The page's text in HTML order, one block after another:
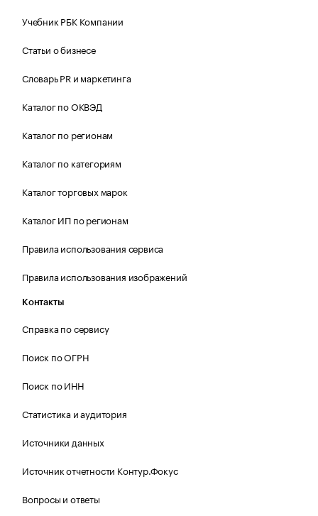
Учебник РБК Компании
Статьи о бизнесе
Словарь PR и маркетинга
Каталог по ОКВЭД
Каталог по регионам
Каталог по категориям
Каталог торговых марок
Каталог ИП по регионам
Правила использования сервиса
Правила использования изображений
Контакты
Справка по сервису
Поиск по ОГРН
Поиск по ИНН
Статистика и аудитория
Источники данных
Источник отчетности Контур.Фокус
Вопросы и ответы